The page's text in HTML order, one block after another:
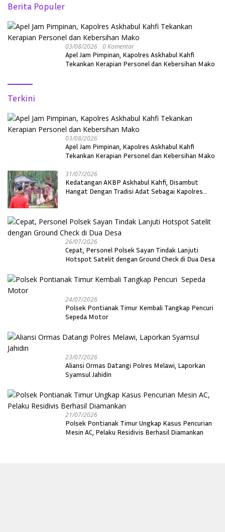
Berita Populer
03/08/2026 0 Komentar
Apel Jam Pimpinan, Kapolres Askhabul Kahfi
Tekankan Kerapian Personel dan Kebersihan Mako
Terkini
03/08/2026
Apel Jam Pimpinan, Kapolres Askhabul Kahfi
Tekankan Kerapian Personel dan Kebersihan Mako
31/07/2026
Kedatangan AKBP Askhabul Kahfi, Disambut
Hangat Dengan Tradisi Adat Sebagai Kapolres
26/07/2026
Cepat, Personel Polsek Sayan Tindak Lanjuti
Hotspot Satelit dengan Ground Check di Dua Desa
24/07/2026
Polsek Pontianak Timur Kembali Tangkap Pencuri
Sepeda Motor
23/07/2026
Aliansi Ormas Datangi Polres Melawi, Laporkan
Syamsul Jahidin
21/07/2026
Polsek Pontianak Timur Ungkap Kasus Pencurian
Mesin AC, Pelaku Residivis Berhasil Diamankan